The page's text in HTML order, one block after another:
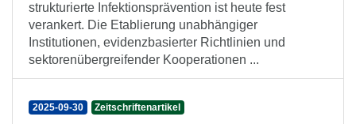
strukturierte Infektionsprävention ist heute fest
verankert. Die Etablierung unabhängiger
Institutionen, evidenzbasierter Richtlinien und
sektorenübergreifender Kooperationen ...
2025-09-30 Zeitschriftenartikel